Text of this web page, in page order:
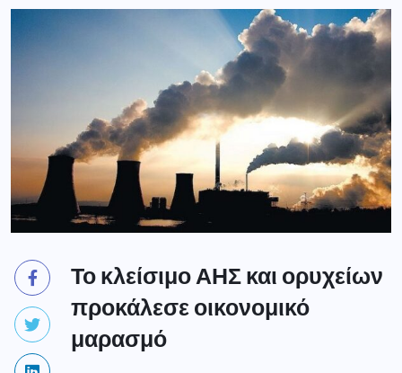
Το κλείσιμο ΑΗΣ και ορυχείων
προκάλεσε οικονομικό
μαρασμό